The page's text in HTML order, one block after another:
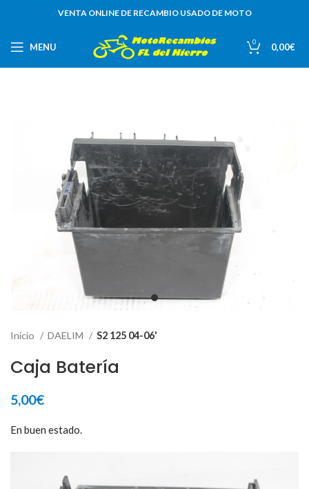
VENTA ONLINE DE RECAMBIO USADO DE MOTO
MENU 0 0,00€
Inicio DAELIM S2 125 04-06'
Caja Batería
5,00€
En buen estado.